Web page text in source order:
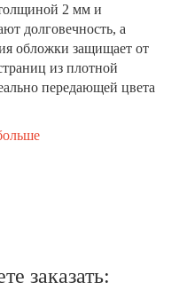
2 мм и
долговечность, а
обложки защищает от
из плотной
передающей цвета
заказать: